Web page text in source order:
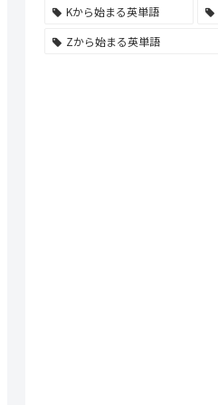
Kから始まる英単語
Zから始まる英単語